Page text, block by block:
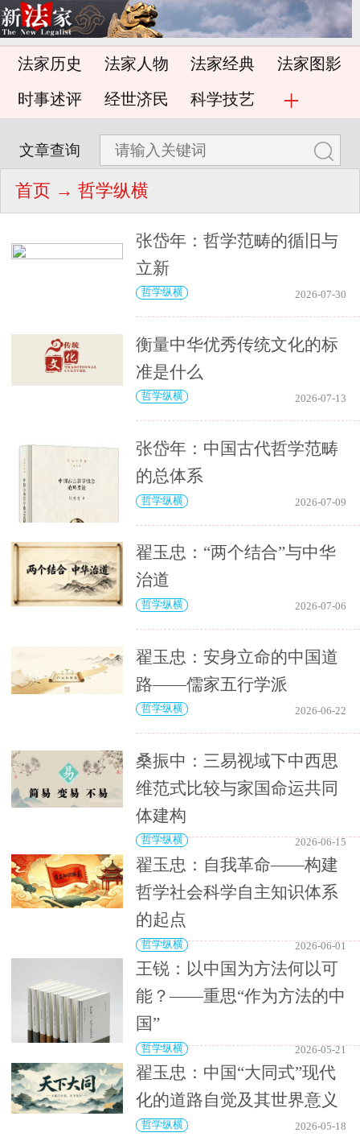
法家历史 法家人物 法家经典 法家图影
时事述评 经世济民 科学技艺
文章查询
首页 → 哲学纵横
张岱年：哲学范畴的循旧与
立新
哲学纵横 2026-07-30
衡量中华优秀传统文化的标
准是什么
哲学纵横 2026-07-13
张岱年：中国古代哲学范畴
的总体系
哲学纵横 2026-07-09
翟玉忠：“两个结合”与中华
治道
哲学纵横 2026-07-06
翟玉忠：安身立命的中国道
路——儒家五行学派
哲学纵横 2026-06-22
桑振中：三易视域下中西思
维范式比较与家国命运共同
体建构
哲学纵横 2026-06-15
翟玉忠：自我革命——构建
哲学社会科学自主知识体系
的起点
哲学纵横 2026-06-01
王锐：以中国为方法何以可
能？——重思“作为方法的中
国”
哲学纵横 2026-05-21
翟玉忠：中国“大同式”现代
化的道路自觉及其世界意义
哲学纵横 2026-05-18